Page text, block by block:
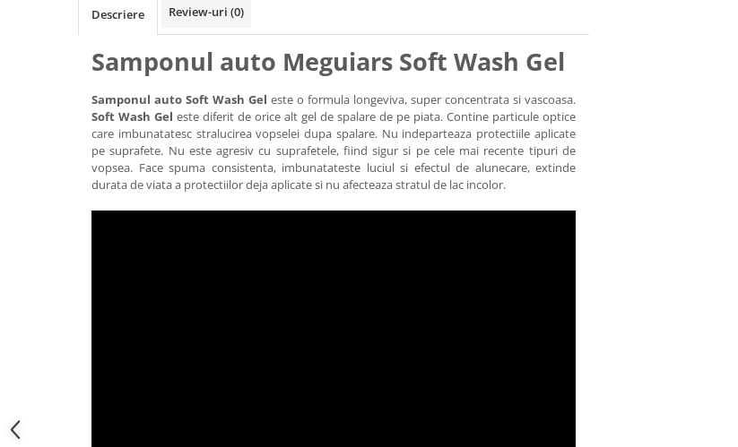
DETAILING RAPID EXTERIOR
Solutii detailing rapid
Accesorii detailing rapid
ACCESORII EXTERIOR
CONSUMABILE AUTO
Descriere Review-uri (0)
Samponul auto Meguiars Soft Wash Gel
Samponul auto Soft Wash Gel este o formula longeviva, super concentrata si vascoasa.
Soft Wash Gel este diferit de orice alt gel de spalare de pe piata. Contine particule optice
care imbunatatesc stralucirea vopselei dupa spalare. Nu indeparteaza protectiile aplicate
pe suprafete. Nu este agresiv cu suprafetele, fiind sigur si pe cele mai recente tipuri de
vopsea. Face spuma consistenta, imbunatateste luciul si efectul de alunecare, extinde
durata de viata a protectiilor deja aplicate si nu afecteaza stratul de lac incolor.